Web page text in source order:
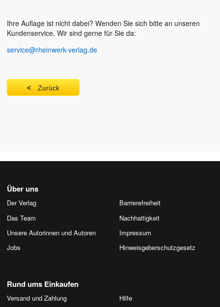
Ihre Auflage ist nicht dabei? Wenden Sie sich bitte an unseren
Kundenservice. Wir sind gerne für Sie da:
service@rheinwerk-verlag.de
Zurück
Über uns
Der Verlag
Das Team
Unsere Autorinnen und Autoren
Jobs
Barrierefreiheit
Nachhaltigkeit
Impressum
Hinweis­geber­schutz­gesetz
Rund ums Einkaufen
Versand und Zahlung
Hilfe